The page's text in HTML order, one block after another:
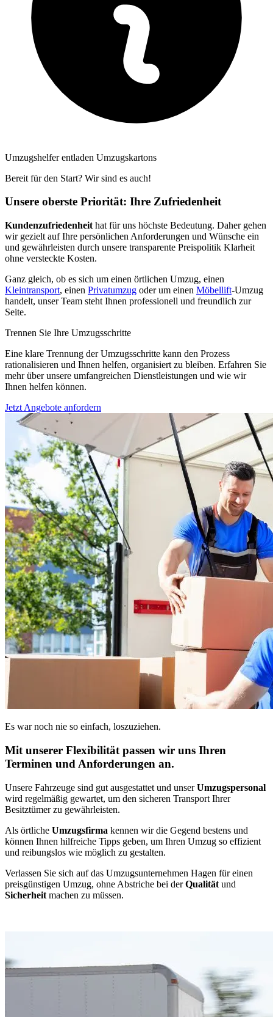
Umzugshelfer entladen Umzugskartons
Bereit für den Start? Wir sind es auch!
Unsere oberste Priorität: Ihre Zufriedenheit
Kundenzufriedenheit hat für uns höchste Bedeutung. Daher gehen
wir gezielt auf Ihre persönlichen Anforderungen und Wünsche ein
und gewährleisten durch unsere transparente Preispolitik Klarheit
ohne versteckte Kosten.
Ganz gleich, ob es sich um einen örtlichen Umzug, einen
Kleintransport, einen Privatumzug oder um einen Möbellift-Umzug
handelt, unser Team steht Ihnen professionell und freundlich zur
Seite.
Trennen Sie Ihre Umzugsschritte
Eine klare Trennung der Umzugsschritte kann den Prozess
rationalisieren und Ihnen helfen, organisiert zu bleiben. Erfahren Sie
mehr über unsere umfangreichen Dienstleistungen und wie wir
Ihnen helfen können.
Jetzt Angebote anfordern
Es war noch nie so einfach, loszuziehen.
Mit unserer Flexibilität passen wir uns Ihren
Terminen und Anforderungen an.
Unsere Fahrzeuge sind gut ausgestattet und unserUmzugspersonal
wird regelmäßig gewartet, um den sicheren Transport Ihrer
Besitztümer zu gewährleisten.
Als örtliche Umzugsfirma kennen wir die Gegend bestens und
können Ihnen hilfreiche Tipps geben, um Ihren Umzug so effizient
und reibungslos wie möglich zu gestalten.
Verlassen Sie sich auf das Umzugsunternehmen Hagen für einen
preisgünstigen Umzug, ohne Abstriche bei derQualität und
Sicherheit machen zu müssen.